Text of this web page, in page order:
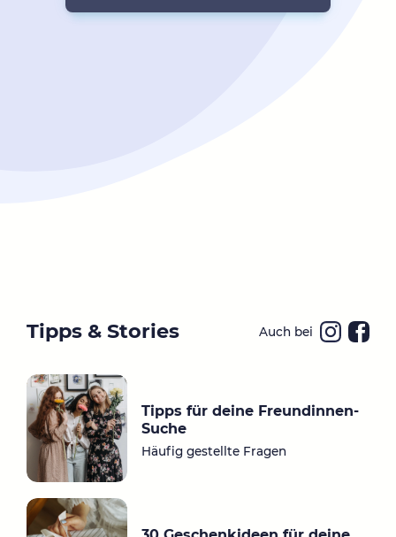
Tipps & Stories Auch bei
a
ok
Tipps für deine Freundinnen-
Suche
Häufig gestellte Fragen